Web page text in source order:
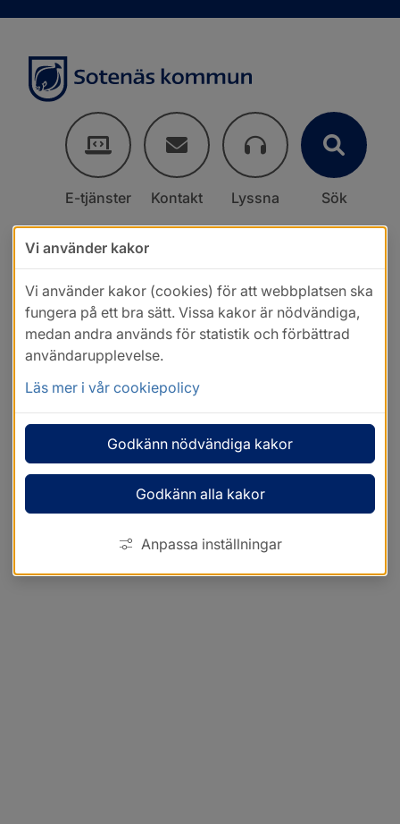
E-tjänster Kontakt Lyssna Sök
Vi använder kakor
Vi använder kakor (cookies) för att webbplatsen ska
fungera på ett bra sätt. Vissa kakor är nödvändiga,
medan andra används för statistik och förbättrad
användarupplevelse.
Läs mer i vår cookiepolicy
Godkänn nödvändiga kakor
Godkänn alla kakor
Anpassa inställningar